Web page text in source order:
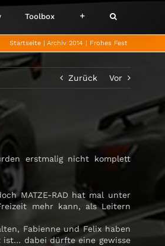
Toolbox
Startseite Archiv 2014 Frohes Fest
Zurück Vor
erstmalig nicht komplett
MATZE-RAD hat mal unter
mehr kann, als Leitern
Fabienne und Felix haben
ist… dabei dürfte eine gewisse